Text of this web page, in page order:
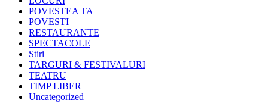
POVESTEA TA
POVESTI
RESTAURANTE
SPECTACOLE
Stiri
TARGURI & FESTIVALURI
TEATRU
TIMP LIBER
Uncategorized